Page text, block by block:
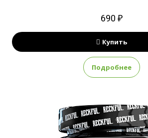
690 ₽
Купить
Подробнее